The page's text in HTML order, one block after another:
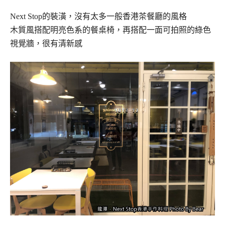
Next Stop的裝潢，沒有太多一般香港茶餐廳的風格
木質風搭配明亮色系的餐桌椅，再搭配一面可拍照的綠色
視覺牆，很有清新感